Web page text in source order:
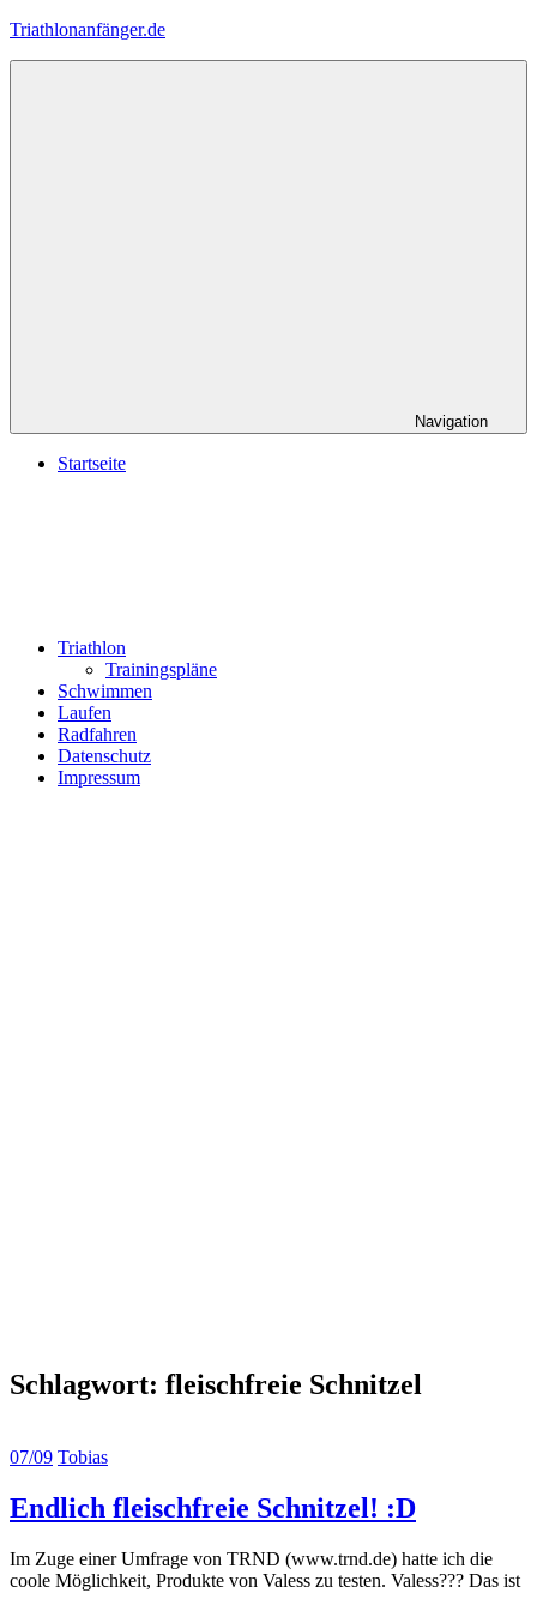
Zum
Triathlonanfänger.de
Navigation
Startseite
Triathlon
Trainingspläne
Schwimmen
Laufen
Radfahren
Datenschutz
Impressum
Schlagwort: fleischfreie Schnitzel
07/09 Tobias
Endlich fleischfreie Schnitzel! :D
Im Zuge einer Umfrage von TRND (www.trnd.de) hatte ich die
coole Möglichkeit, Produkte von Valess zu testen. Valess??? Das ist